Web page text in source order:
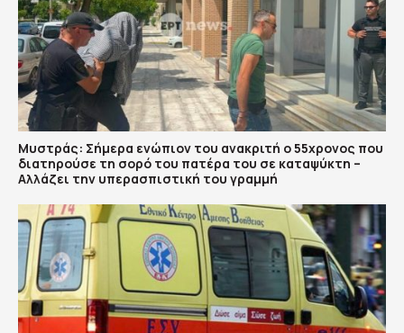
Μυστράς: Σήμερα ενώπιον του ανακριτή ο 55χρονος που
διατηρούσε τη σορό του πατέρα του σε καταψύκτη –
Αλλάζει την υπερασπιστική του γραμμή